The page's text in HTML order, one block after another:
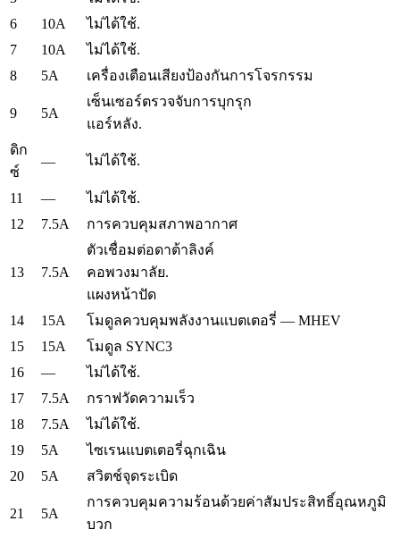
6
10A
ไม่ได้ใช้.
7
10A
ไม่ได้ใช้.
8
5A เครื่องเตือนเสียงป้องกันการโจรกรรม
9 5A
เซ็นเซอร์ตรวจจับการบุกรุก
แอร์หลัง.
ดิก
ซ์
— ไม่ได้ใช้.
11 —
ไม่ได้ใช้.
12
7.5A การควบคุมสภาพอากาศ
13 7.5A
ตัวเชื่อมต่อดาต้าลิงค์
คอพวงมาลัย.
แผงหน้าปัด
14
15A
โมดูลควบคุมพลังงานแบตเตอรี่ — MHEV
15
15A
โมดูล SYNC3
16
—
ไม่ได้ใช้.
17
7.5A
กราฟวัดความเร็ว
18
7.5A
ไม่ได้ใช้.
19
5A
ไซเรนแบตเตอรี่ฉุกเฉิน
20
5A สวิตช์จุดระเบิด
21 5A
การควบคุมความร้อนด้วยค่าสัมประสิทธิ์อุณหภูมิ
บวก